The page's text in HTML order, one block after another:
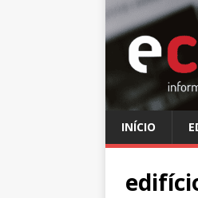
INÍCIO